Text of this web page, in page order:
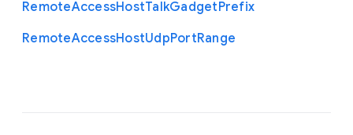
RemoteAccessHostTalkGadgetPrefix
RemoteAccessHostUdpPortRange